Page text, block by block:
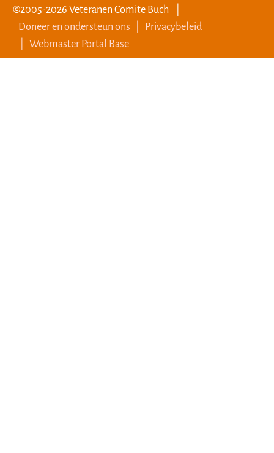
©2005-2026 Veteranen Comite Buch |
Doneer en ondersteun ons | Privacybeleid
| Webmaster Portal Base